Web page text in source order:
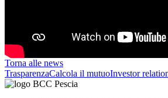
Torna alle news
TrasparenzaCalcola il mutuoInvestor